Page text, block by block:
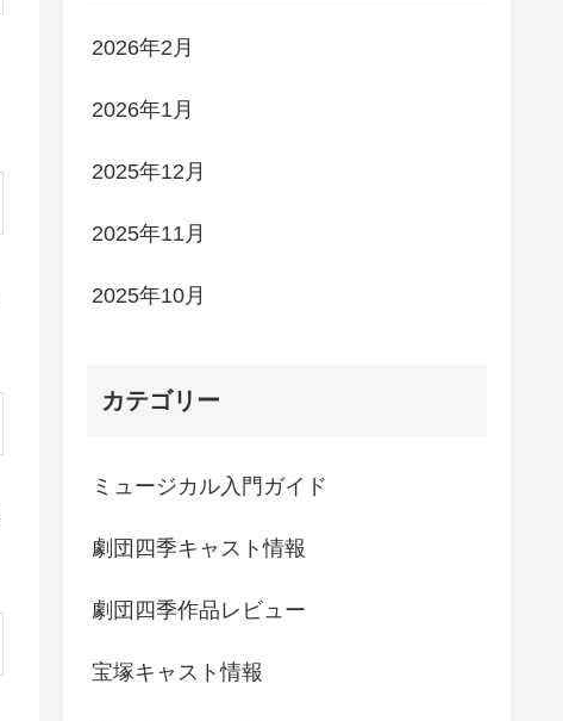
2026年2月
2026年1月
2025年12月
2025年11月
2025年10月
カテゴリー
ミュージカル入門ガイド
劇団四季キャスト情報
劇団四季作品レビュー
宝塚キャスト情報